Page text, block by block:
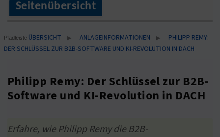
Seitenübersicht
Pfadleiste ÜBERSICHT ▶ ANLAGEINFORMATIONEN ▶
PHILIPP REMY:
DER SCHLÜSSEL ZUR B2B-SOFTWARE UND KI-REVOLUTION IN DACH
Philipp Remy: Der Schlüssel zur B2B-
Software und KI-Revolution in DACH
Erfahre, wie Philipp Remy die B2B-